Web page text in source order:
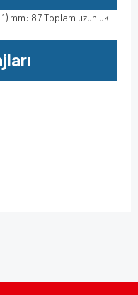
mm: 87 Toplam uzunluk